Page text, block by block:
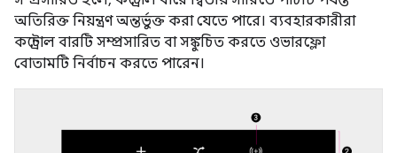
অতিরিক্ত নিয়ন্ত্রণ অন্তর্ভুক্ত করা যেতে পারে। ব্যবহারকারীরা
কন্ট্রোল বারটি সম্প্রসারিত বা সঙ্কুচিত করতে ওভারফ্লো
বোতামটি নির্বাচন করতে পারেন।